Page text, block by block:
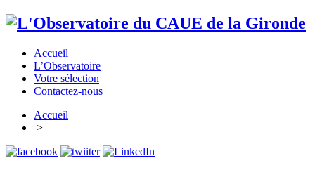
Accueil
L’Observatoire
Votre sélection
Contactez-nous
Accueil
>